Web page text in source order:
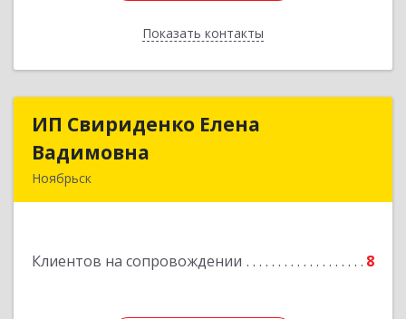
Показать контакты
Назад
ИП Свириденко Елена
Вадимовна
Ноябрьск
Клиентов на сопровождении 8
ИП Свириденко Елена
Подробнее